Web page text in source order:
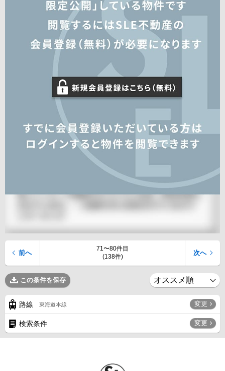
71〜80件目
(138件)
前へ 次へ
この条件を保存
路線 東海道本線 変更
検索条件 変更